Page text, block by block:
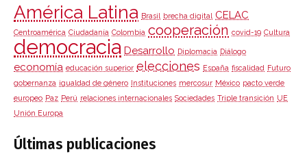
América Latina Brasil brecha digital CELAC
Centroamérica Ciudadanía Colombia cooperación covid-19 Cultura
democracia Desarrollo Diplomacia Diálogo
economía educación superior elecciones España fiscalidad Futuro
gobernanza igualdad de género Instituciones mercosur México pacto verde
europeo Paz Perú relaciones internacionales Sociedades Triple transición UE
Unión Europa
Últimas publicaciones